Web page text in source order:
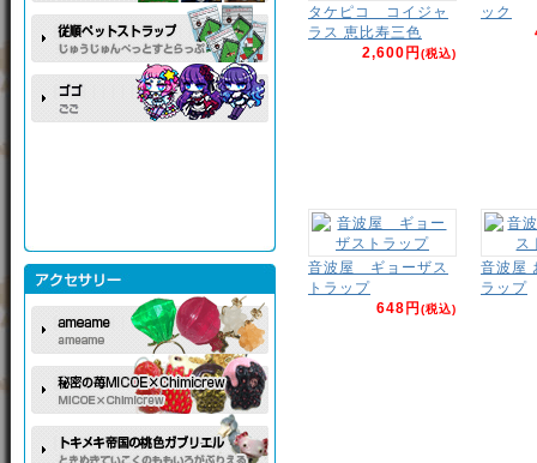
タケピコ コイジャ
ラス 恵比寿三色
2,600円(税込)
ック
音波屋 ギョーザス
トラップ
648円(税込)
音波屋
ラップ